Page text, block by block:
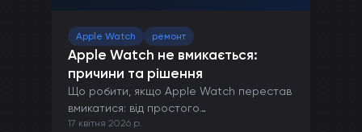
Apple Watch ремонт
Apple Watch не вмикається:
причини та рішення
Що робити, якщо Apple Watch перестав
вмикатися: від простого
перезавантаження до ремонту в сервісі.
17 квітня 2026 р.